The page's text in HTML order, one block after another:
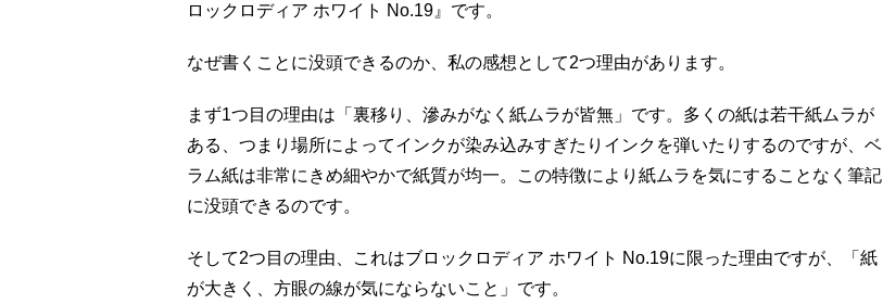
ロックロディア ホワイト No.19』です。
なぜ書くことに没頭できるのか、私の感想として2つ理由があります。
まず1つ目の理由は「裏移り、滲みがなく紙ムラが皆無」です。多くの紙は若干紙ムラが
ある、つまり場所によってインクが染み込みすぎたりインクを弾いたりするのですが、ベ
ラム紙は非常にきめ細やかで紙質が均一。この特徴により紙ムラを気にすることなく筆記
に没頭できるのです。
そして2つ目の理由、これはブロックロディア ホワイト No.19に限った理由ですが、「紙
が大きく、方眼の線が気にならないこと」です。